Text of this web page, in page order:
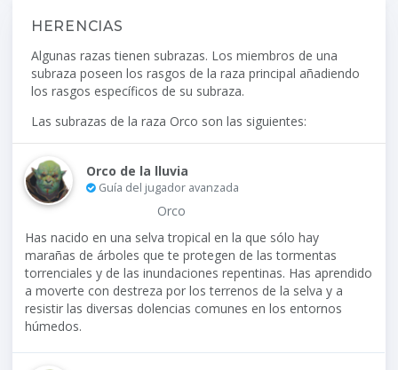
HERENCIAS
Algunas razas tienen subrazas. Los miembros de una
subraza poseen los rasgos de la raza principal añadiendo
los rasgos específicos de su subraza.
Las subrazas de la raza Orco son las siguientes:
Orco de la lluvia
Guía del jugador avanzada
Orco
Has nacido en una selva tropical en la que sólo hay
marañas de árboles que te protegen de las tormentas
torrenciales y de las inundaciones repentinas. Has aprendido
a moverte con destreza por los terrenos de la selva y a
resistir las diversas dolencias comunes en los entornos
húmedos.